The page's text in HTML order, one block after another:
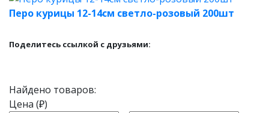
Перо курицы 12-14см светло-розовый 200шт
Поделитесь ссылкой с друзьями:
Найдено товаров:
Цена (₽)